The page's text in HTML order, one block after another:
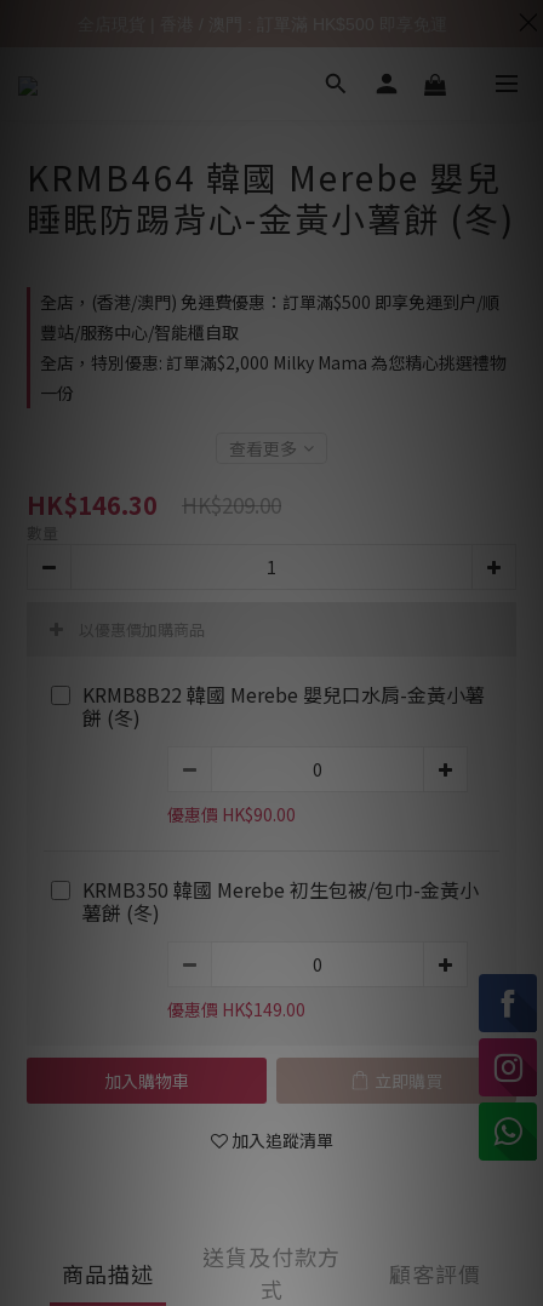
KRMB464 韓國 Merebe 嬰兒
睡眠防踢背心-金黃小薯餅 (冬)
全店，(香港/澳門) 免運費優惠：訂單滿$500 即享免運到户/順
豐站/服務中心/智能櫃自取
全店，特別優惠: 訂單滿$2,000 Milky Mama 為您精心挑選禮物
一份
查看更多
HK$146.30 HK$209.00
數量
以優惠價加購商品
KRMB8B22 韓國 Merebe 嬰兒口水肩-金黃小薯
餅 (冬)
優惠價 HK$90.00
KRMB350 韓國 Merebe 初生包被/包巾-金黃小
薯餅 (冬)
優惠價 HK$149.00
加入購物車 立即購買
加入追蹤清單
商品描述
送貨及付款方
式
顧客評價